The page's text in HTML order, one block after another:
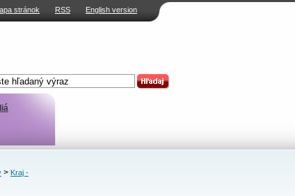
stránok RSS English version
> Kraj -